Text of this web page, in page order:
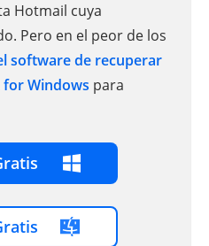
Hotmail cuya
Pero en el peor de los
software de recuperar
for Windows para